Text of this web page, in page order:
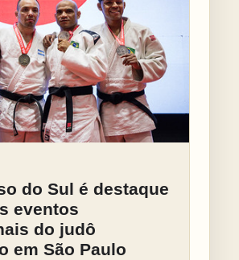
do Sul é destaque
eventos
do judô
em São Paulo